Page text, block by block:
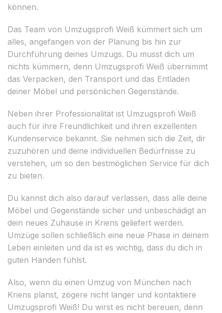
können.
Das Team von Umzugsprofi Weiß kümmert sich um
alles, angefangen von der Planung bis hin zur
Durchführung deines Umzugs. Du musst dich um
nichts kümmern, denn Umzugsprofi Weiß übernimmt
das Verpacken, den Transport und das Entladen
deiner Möbel und persönlichen Gegenstände.
Neben ihrer Professionalität ist Umzugsprofi Weiß
auch für ihre Freundlichkeit und ihren exzellenten
Kundenservice bekannt. Sie nehmen sich die Zeit, dir
zuzuhören und deine individuellen Bedürfnisse zu
verstehen, um so den bestmöglichen Service für dich
zu bieten.
Du kannst dich also darauf verlassen, dass alle deine
Möbel und Gegenstände sicher und unbeschädigt an
dein neues Zuhause in Kriens geliefert werden.
Umzüge sollen schließlich eine neue Phase in deinem
Leben einleiten und da ist es wichtig, dass du dich in
guten Händen fühlst.
Also, wenn du einen Umzug von München nach
Kriens planst, zögere nicht länger und kontaktiere
Umzugsprofi Weiß! Du wirst es nicht bereuen, denn